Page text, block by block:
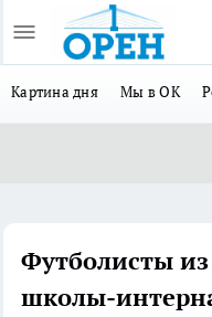
Картина дня Мы в ОК
Футболисты из
школы-